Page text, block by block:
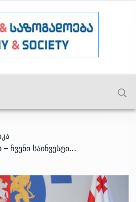
/ მიხეილ ხიდურელი – ჩვენი საინვესტიციო პროგრამით, ევროპის უმსხვილესი ლოგისტიკური კომპანია ,,გირტეკა” 400-კაციან საოპერაციო ოფისს საქართველოში განათავსებს